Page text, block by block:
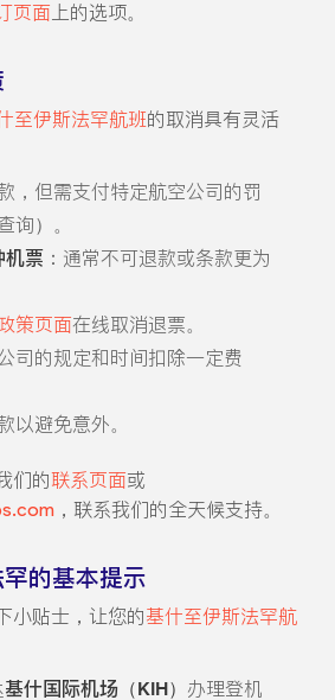
页面 上的选项。
至伊斯法罕航班的取消具有灵活
，但需支付特定航空公司的罚
询）。
机票：通常不可退款或条款更为
策页面在线取消退票。
司的规定和时间扣除一定费
以避免意外。
们的联系页面或
，联系我们的全天候支持。
的基本提示
小贴士，让您的基什至伊斯法罕航
基什国际机场（KIH） 办理登机